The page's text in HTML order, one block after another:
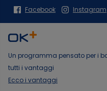
Facebook Instagram
Un programma pensato per i
tutti i vantaggi
Ecco i vantaggi